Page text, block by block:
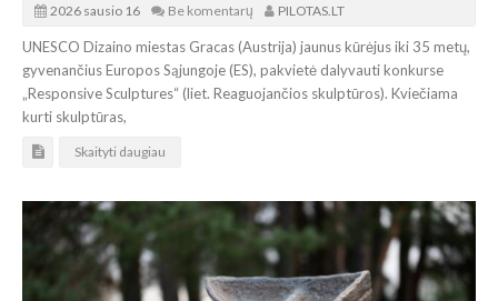
2026 sausio 16 Be komentarų PILOTAS.LT
UNESCO Dizaino miestas Gracas (Austrija) jaunus kūrėjus iki 35 metų,
gyvenančius Europos Sąjungoje (ES), pakvietė dalyvauti konkurse
„Responsive Sculptures“ (liet. Reaguojančios skulptūros). Kviečiama
kurti skulptūras,
Skaityti daugiau